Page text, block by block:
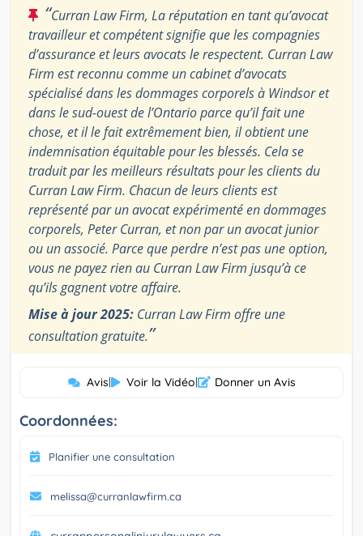
“Curran Law Firm, La réputation en tant qu’avocat
travailleur et compétent signifie que les compagnies
d’assurance et leurs avocats le respectent. Curran Law
Firm est reconnu comme un cabinet d’avocats
spécialisé dans les dommages corporels à Windsor et
dans le sud-ouest de l’Ontario parce qu’il fait une
chose, et il le fait extrêmement bien, il obtient une
indemnisation équitable pour les blessés. Cela se
traduit par les meilleurs résultats pour les clients du
Curran Law Firm. Chacun de leurs clients est
représenté par un avocat expérimenté en dommages
corporels, Peter Curran, et non par un avocat junior
ou un associé. Parce que perdre n’est pas une option,
vous ne payez rien au Curran Law Firm jusqu’à ce
qu’ils gagnent votre affaire.
Mise à jour 2025: Curran Law Firm offre une
consultation gratuite.”
Avis| Voir la Vidéo| Donner un Avis
Coordonnées:
Planifier une consultation
melissa@curranlawfirm.ca